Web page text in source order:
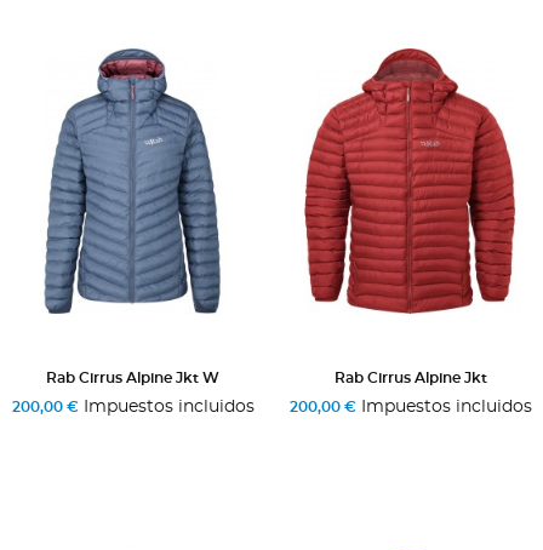
Rab Cirrus Alpine Jkt W
200,00 €Impuestos incluidos
Rab Cirrus Alpine Jkt
200,00 €Impuestos incluidos